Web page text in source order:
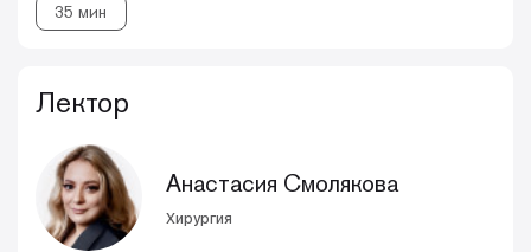
35 мин
Лектор
Анастасия Смолякова
Хирургия